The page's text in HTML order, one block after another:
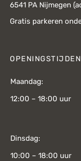
6541 PA Nijmegen
Gratis parkeren
OPENINGSTIJDEN
Maandag:
12:00 – 18:00 uur
Dinsdag:
10:00 – 18:00 uur